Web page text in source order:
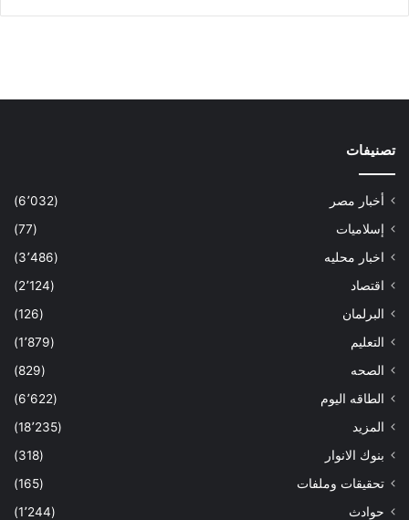
تصنيفات
أخبار مصر
(6٬032)
إسلاميات
(77)
اخبار محليه
(3٬486)
اقتصاد
(2٬124)
البرلمان
(126)
التعليم
(1٬879)
الصحه
(829)
الطاقه اليوم
(6٬622)
المزيد
(18٬235)
بنوك الانوار
(318)
تحقيقات وملفات
(165)
حوادث
(1٬244)